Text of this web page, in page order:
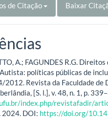
de Citação Baixar
A.; FAGUNDES R.G.
políticas públicas de
2012. Revista da Faculdade
[S. l.], v. 48, n. 1, p.
index.php/revistafadir/
2024. DOI: https://doi.org/